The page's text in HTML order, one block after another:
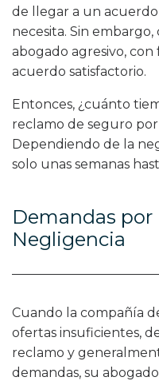
de llegar a un
necesita. Sin
abogado agresivo,
acuerdo satisfactorio.
Entonces, ¿cuánto
reclamo de seguro
Dependiendo de la
solo unas semanas
Demandas
Negligencia
Cuando la compañía
ofertas insuficientes,
reclamo y
demandas, su